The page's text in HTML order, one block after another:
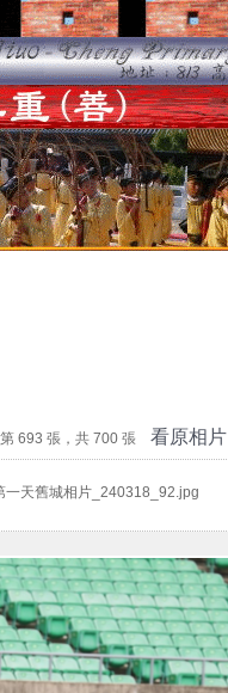
第 693 張，共 700 張 看原相片
一天舊城相片_240318_92.jpg